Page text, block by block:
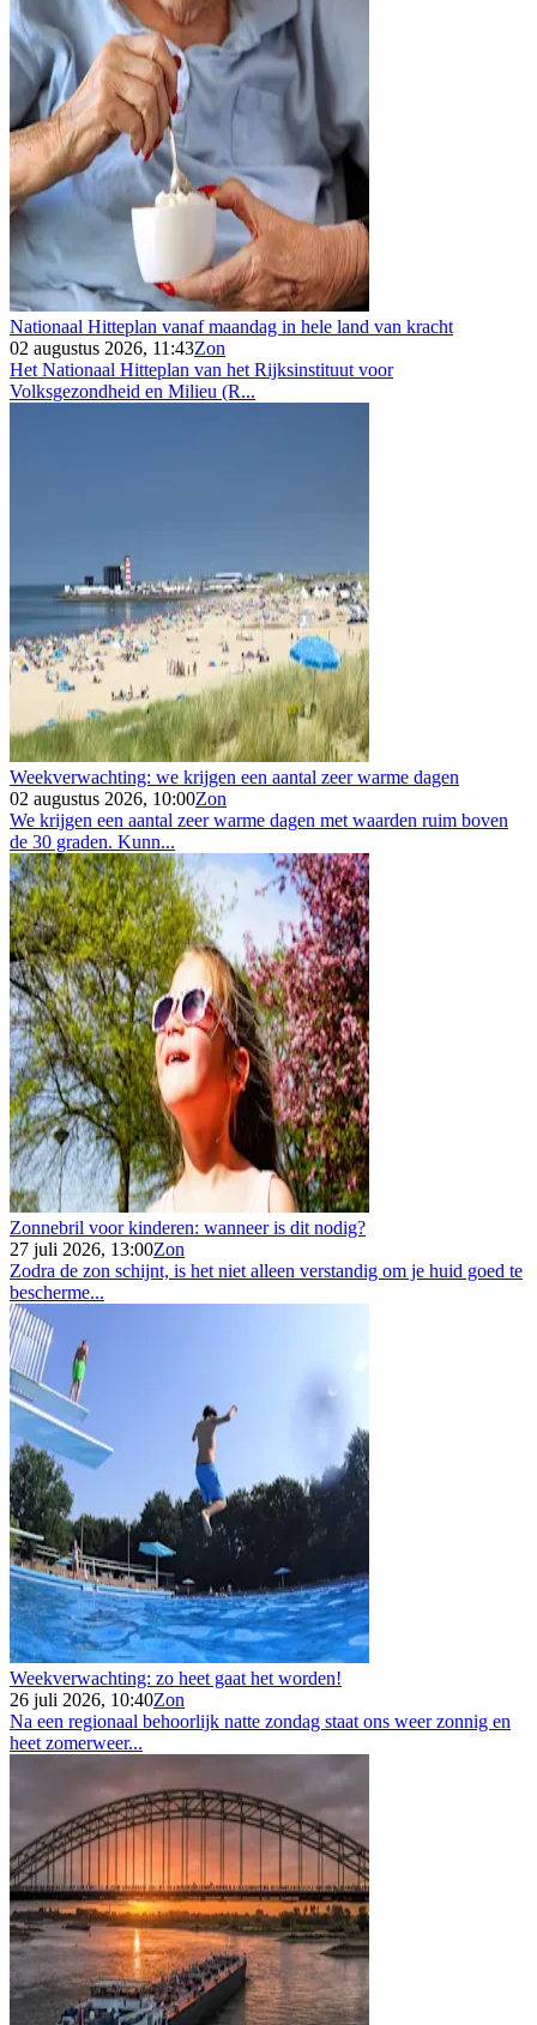
Nationaal Hitteplan vanaf maandag in hele land van kracht
02 augustus 2026, 11:43Zon
Het Nationaal Hitteplan van het Rijksinstituut voor
Volksgezondheid en Milieu (R...
Weekverwachting: we krijgen een aantal zeer warme dagen
02 augustus 2026, 10:00Zon
We krijgen een aantal zeer warme dagen met waarden ruim boven
de 30 graden. Kunn...
Zonnebril voor kinderen: wanneer is dit nodig?
27 juli 2026, 13:00Zon
Zodra de zon schijnt, is het niet alleen verstandig om je huid goed te
bescherme...
Weekverwachting: zo heet gaat het worden!
26 juli 2026, 10:40Zon
Na een regionaal behoorlijk natte zondag staat ons weer zonnig en
heet zomerweer...